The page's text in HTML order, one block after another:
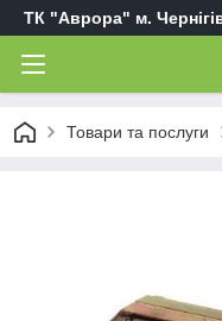
ТК "Аврора" м.
Товари та послуги